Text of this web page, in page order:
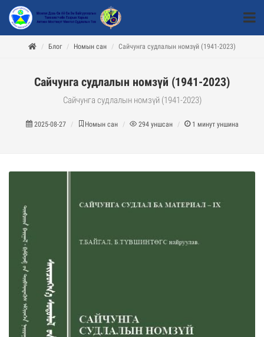
Блог Номын сан Сайчунга судлалын номзүй (1941-2023)
Сайчунга судлалын номзүй (1941-2023)
Сайчунга судлалын номзүй (1941-2023)
2025-08-27 Номын сан 294 уншсан 1 минут уншина